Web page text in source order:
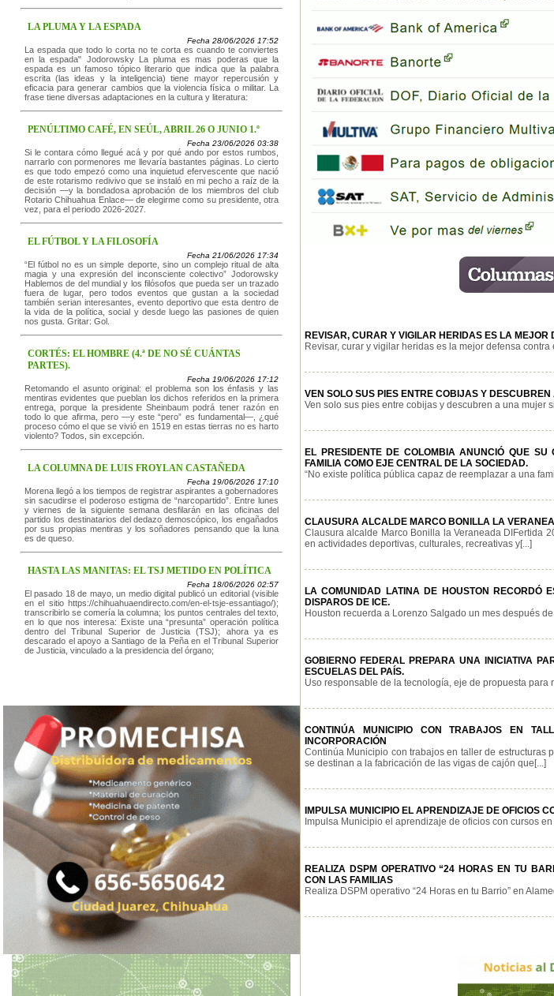
LA PLUMA Y LA ESPADA
Fecha 28/06/2026 17:52
La espada que todo lo corta no te corta es cuando te conviertes
en la espada" Jodorowsky La pluma es mas poderas que la
espada es un famoso tópico literario que indica que la palabra
escrita (las ideas y la inteligencia) tiene mayor repercusión y
eficacia para generar cambios que la violencia física o militar. La
frase tiene diversas adaptaciones en la cultura y literatura:
PENÚLTIMO CAFÉ, EN SEÚL, ABRIL 26 O JUNIO 1.º
Fecha 23/06/2026 03:38
Si le contara cómo llegué acá y por qué ando por estos rumbos,
narrarlo con pormenores me llevaría bastantes páginas. Lo cierto
es que todo empezó como una inquietud efervescente que nació
de este rotarismo redivivo que se instaló en mi pecho a raíz de la
decisión —y la bondadosa aprobación de los miembros del club
Rotario Chihuahua Enlace— de elegirme como su presidente, otra
vez, para el periodo 2026-2027.
EL FÚTBOL Y LA FILOSOFÍA
Fecha 21/06/2026 17:34
“El fútbol no es un simple deporte, sino un complejo ritual de alta
magia y una expresión del inconsciente colectivo” Jodorowsky
Hablemos de del mundial y los filósofos que pueda ser un trazado
fuera de lugar, pero todos eventos que gustan a la sociedad
también serian interesantes, evento deportivo que esta dentro de
la vida de la política, social y desde luego las pasiones de quien
nos gusta. Gritar: Gol.
CORTÉS: EL HOMBRE (4.ª DE NO SÉ CUÁNTAS
PARTES).
Fecha 19/06/2026 17:12
Retomando el asunto original: el problema son los énfasis y las
mentiras evidentes que pueblan los dichos referidos en la primera
entrega, porque la presidente Sheinbaum podrá tener razón en
todo lo que afirma, pero —y este “pero” es fundamental—, ¿qué
proceso cómo el que se vivió en 1519 en estas tierras no es harto
violento? Todos, sin excepción.
LA COLUMNA DE LUIS FROYLAN CASTAÑEDA
Fecha 19/06/2026 17:10
Morena llegó a los tiempos de registrar aspirantes a gobernadores
sin sacudirse el poderoso estigma de “narcopartido”. Entre lunes
y viernes de la siguiente semana desfilarán en las oficinas del
partido los destinatarios del dedazo demoscópico, los engañados
por sus propias mentiras y los soñadores pensando que la luna
es de queso.
HASTA LAS MANITAS: EL TSJ METIDO EN POLÍTICA
Fecha 18/06/2026 02:57
El pasado 18 de mayo, un medio digital publicó un editorial (visible
en el sitio https://chihuahuaendirecto.com/en-el-tsje-essantiago/);
transcribirlo se comería la columna; los puntos centrales del texto,
en lo que nos interesa: Existe una “presunta” operación política
dentro del Tribunal Superior de Justicia (TSJ); ahora ya es
descarado el apoyo a Santiago de la Peña en el Tribunal Superior
de Justicia, vinculado a la presidencia del órgano;
REVISAR, CURAR Y VIGILAR HERIDAS ES LA
Revisar, curar y vigilar heridas es la mejor defensa contra
VEN SOLO SUS PIES ENTRE COBIJAS Y
Ven solo sus pies entre cobijas y descubren a una mujer
EL PRESIDENTE DE COLOMBIA ANUNCIÓ QUE
FAMILIA COMO EJE CENTRAL DE LA SOCIEDAD.
“No existe política pública capaz de reemplazar a una
CLAUSURA ALCALDE MARCO BONILLA LA
Clausura alcalde Marco Bonilla la Veraneada DIFertida
en actividades deportivas, culturales, recreativas y[...]
LA COMUNIDAD LATINA DE HOUSTON RECORDÓ
DISPAROS DE ICE.
Houston recuerda a Lorenzo Salgado un mes después
GOBIERNO FEDERAL PREPARA UNA INICIATIVA
ESCUELAS DEL PAÍS.
Uso responsable de la tecnología, eje de propuesta para
CONTINÚA MUNICIPIO CON TRABAJOS EN
INCORPORACIÓN
Continúa Municipio con trabajos en taller de estructuras
se destinan a la fabricación de las vigas de cajón que[...]
IMPULSA MUNICIPIO EL APRENDIZAJE DE OFICIOS
Impulsa Municipio el aprendizaje de oficios con cursos
REALIZA DSPM OPERATIVO “24 HORAS EN TU
CON LAS FAMILIAS
Realiza DSPM operativo “24 Horas en tu Barrio” en